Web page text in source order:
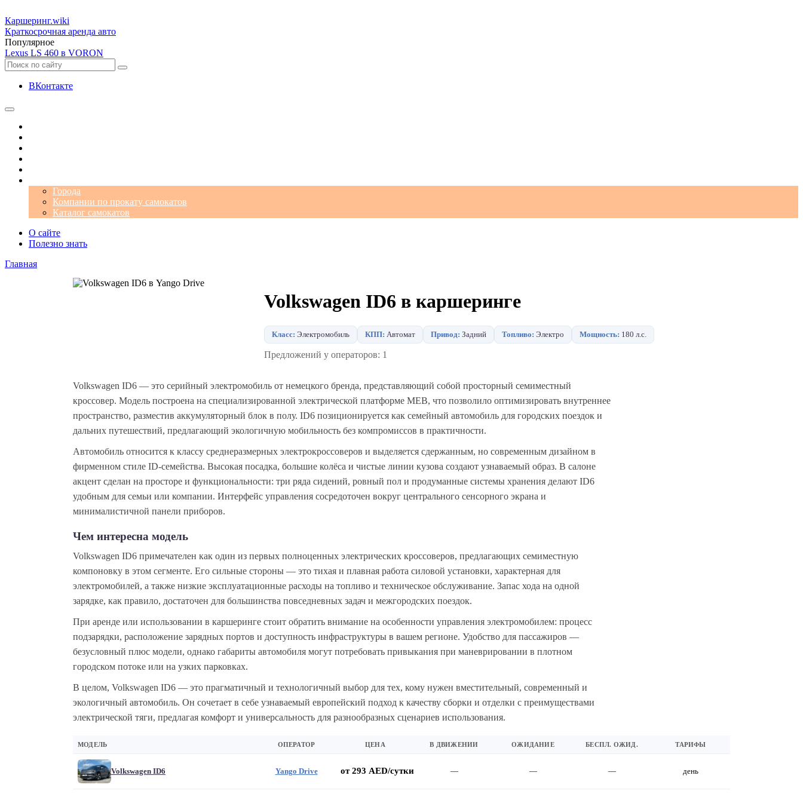
Каршеринг.wiki
Краткосрочная аренда авто
Популярное
Lexus LS 460 в VORON
ВКонтакте
Города
Компании по прокату самокатов
Каталог самокатов
О сайте
Полезно знать
Главная
Volkswagen ID6 в каршеринге
Класс: Электромобиль КПП: Автомат Привод: Задний Топливо: Электро Мощность: 180 л.с.
Предложений у операторов: 1
Volkswagen ID6 — это серийный электромобиль от немецкого бренда, представляющий собой просторный семиместный
кроссовер. Модель построена на специализированной электрической платформе MEB, что позволило оптимизировать внутреннее
пространство, разместив аккумуляторный блок в полу. ID6 позиционируется как семейный автомобиль для городских поездок и
дальних путешествий, предлагающий экологичную мобильность без компромиссов в практичности.
Автомобиль относится к классу среднеразмерных электрокроссоверов и выделяется сдержанным, но современным дизайном в
фирменном стиле ID-семейства. Высокая посадка, большие колёса и чистые линии кузова создают узнаваемый образ. В салоне
акцент сделан на просторе и функциональности: три ряда сидений, ровный пол и продуманные системы хранения делают ID6
удобным для семьи или компании. Интерфейс управления сосредоточен вокруг центрального сенсорного экрана и
минималистичной панели приборов.
Чем интересна модель
Volkswagen ID6 примечателен как один из первых полноценных электрических кроссоверов, предлагающих семиместную
компоновку в этом сегменте. Его сильные стороны — это тихая и плавная работа силовой установки, характерная для
электромобилей, а также низкие эксплуатационные расходы на топливо и техническое обслуживание. Запас хода на одной
зарядке, как правило, достаточен для большинства повседневных задач и межгородских поездок.
При аренде или использовании в каршеринге стоит обратить внимание на особенности управления электромобилем: процесс
подзарядки, расположение зарядных портов и доступность инфраструктуры в вашем регионе. Удобство для пассажиров —
безусловный плюс модели, однако габариты автомобиля могут потребовать привыкания при маневрировании в плотном
городском потоке или на узких парковках.
В целом, Volkswagen ID6 — это прагматичный и технологичный выбор для тех, кому нужен вместительный, современный и
экологичный автомобиль. Он сочетает в себе узнаваемый европейский подход к качеству сборки и отделки с преимуществами
электрической тяги, предлагая комфорт и универсальность для разнообразных сценариев использования.
МОДЕЛЬ ОПЕРАТОР ЦЕНА В ДВИЖЕНИИ ОЖИДАНИЕ БЕСПЛ. ОЖИД. ТАРИФЫ
Volkswagen ID6 Yango Drive от 293 AED/сутки — — — день